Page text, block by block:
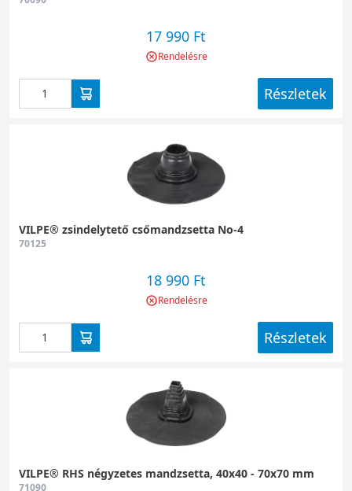
17 990 Ft
Rendelésre
Részletek
VILPE® zsindelytető csőmandzsetta No-4
70125
18 990 Ft
Rendelésre
Részletek
VILPE® RHS négyzetes mandzsetta, 40x40 - 70x70 mm
71090